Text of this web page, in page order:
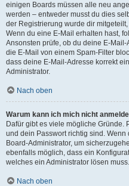
einigen Boards müssen alle neu
werden – entweder musst du dies
der Registrierung wurde dir
Wenn du eine E-Mail erhalten hast,
Ansonsten prüfe, ob du deine E-
die E-Mail von einem Spam-Filter
dass deine E-Mail-Adresse korrekt
Administrator.
Nach oben
Warum kann ich mich nicht
Dafür gibt es viele mögliche Gründe.
und dein Passwort richtig sind.
Board-Administrator, um
ebenfalls möglich, dass ein
welches ein Administrator lösen muss.
Nach oben